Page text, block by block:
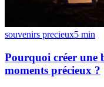
souvenirs precieux5 min
Pourquoi créer une
moments précieux ?